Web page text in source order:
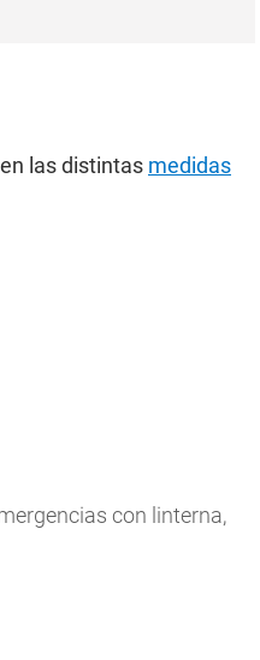
las distintas medidas
con linterna,